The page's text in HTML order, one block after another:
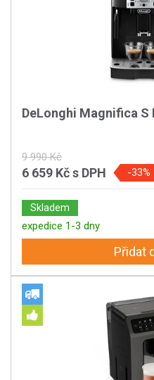
DeLonghi Magnifica S
9 990 Kč
6 659 Kčs DPH -33%
Skladem
expedice 1-3 dny
Přidat